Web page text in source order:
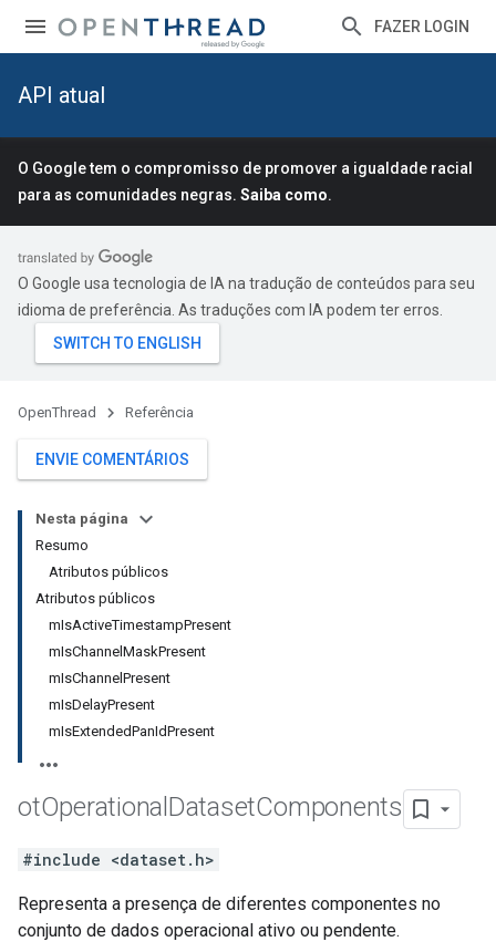
FAZER LOGIN
API atual
O Google tem o compromisso de promover a igualdade racial
para as comunidades negras. Saiba como.
O Google usa tecnologia de IA na tradução de conteúdos para seu
idioma de preferência. As traduções com IA podem ter erros.
OpenThread Referência
ENVIE COMENTÁRIOS
Nesta página
Resumo
Atributos públicos
Atributos públicos
mIsActiveTimestampPresent
mIsChannelMaskPresent
mIsChannelPresent
mIsDelayPresent
mIsExtendedPanIdPresent
otOperational DatasetComponents
#include <dataset.h>
Representa a presença de diferentes componentes no
conjunto de dados operacional ativo ou pendente.